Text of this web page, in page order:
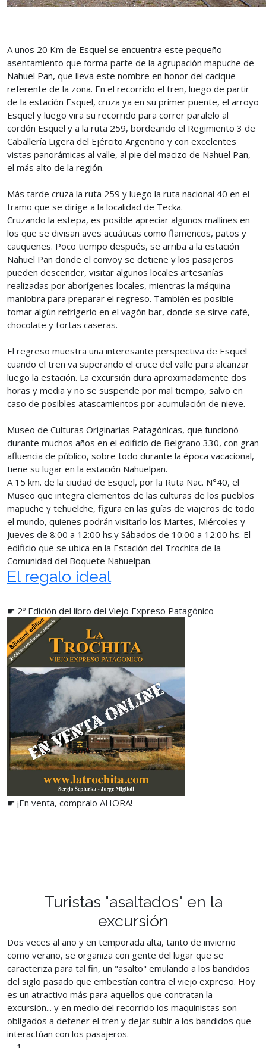
A unos 20 Km de Esquel se encuentra este pequeño
asentamiento que forma parte de la agrupación mapuche de
Nahuel Pan, que lleva este nombre en honor del cacique
referente de la zona. En el recorrido el tren, luego de partir
de la estación Esquel, cruza ya en su primer puente, el arroyo
Esquel y luego vira su recorrido para correr paralelo al
cordón Esquel y a la ruta 259, bordeando el Regimiento 3 de
Caballería Ligera del Ejército Argentino y con excelentes
vistas panorámicas al valle, al pie del macizo de Nahuel Pan,
el más alto de la región.
Más tarde cruza la ruta 259 y luego la ruta nacional 40 en el
tramo que se dirige a la localidad de Tecka.
Cruzando la estepa, es posible apreciar algunos mallines en
los que se divisan aves acuáticas como flamencos, patos y
cauquenes. Poco tiempo después, se arriba a la estación
Nahuel Pan donde el convoy se detiene y los pasajeros
pueden descender, visitar algunos locales artesanías
realizadas por aborígenes locales, mientras la máquina
maniobra para preparar el regreso. También es posible
tomar algún refrigerio en el vagón bar, donde se sirve café,
chocolate y tortas caseras.
El regreso muestra una interesante perspectiva de Esquel
cuando el tren va superando el cruce del valle para alcanzar
luego la estación. La excursión dura aproximadamente dos
horas y media y no se suspende por mal tiempo, salvo en
caso de posibles atascamientos por acumulación de nieve.
Museo de Culturas Originarias Patagónicas, que funcionó
durante muchos años en el edificio de Belgrano 330, con gran
afluencia de público, sobre todo durante la época vacacional,
tiene su lugar en la estación Nahuelpan.
A 15 km. de la ciudad de Esquel, por la Ruta Nac. N°40, el
Museo que integra elementos de las culturas de los pueblos
mapuche y tehuelche, figura en las guías de viajeros de todo
el mundo, quienes podrán visitarlo los Martes, Miércoles y
Jueves de 8:00 a 12:00 hs.y Sábados de 10:00 a 12:00 hs. El
edificio que se ubica en la Estación del Trochita de la
Comunidad del Boquete Nahuelpan.
El regalo ideal
☛ 2º Edición del libro del Viejo Expreso Patagónico
☛ ¡En venta, compralo AHORA!
Turistas "asaltados" en la
excursión
Dos veces al año y en temporada alta, tanto de invierno
como verano, se organiza con gente del lugar que se
caracteriza para tal fin, un "asalto" emulando a los bandidos
del siglo pasado que embestían contra el viejo expreso. Hoy
es un atractivo más para aquellos que contratan la
excursión... y en medio del recorrido los maquinistas son
obligados a detener el tren y dejar subir a los bandidos que
interactúan con los pasajeros.